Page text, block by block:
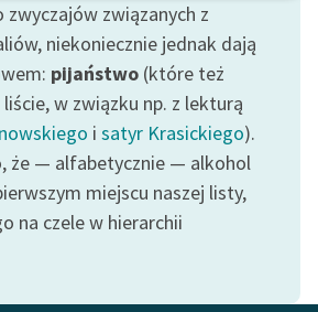
dla
do
i
zwyczajów związanych z
niekoniecznie jednak dają
pijaństwo (które też
liście, w związku np. z lekturą
i satyr Krasickiego).
że — alfabetycznie — alkohol
miejscu naszej listy,
na czele w hierarchii